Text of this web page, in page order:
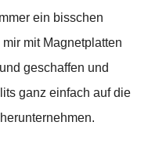
ein bisschen
mit Magnetplatten
geschaffen und
ganz einfach auf die